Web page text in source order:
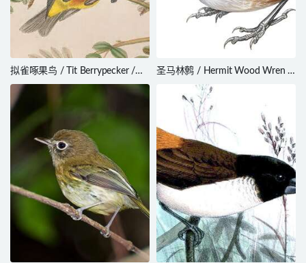
拟雀啄果鸟 / Tit Berrypecker /
Oreocharis arfaki
圣马林鹩 / Hermit Wood Wren /
Henicorhina anachoreta